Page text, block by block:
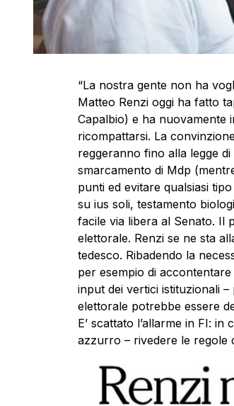
“La nostra gente non ha
Matteo Renzi oggi ha fatto
Capalbio) e ha nuovamente
ricompattarsi. La
reggeranno fino alla legge di
smarcamento di Mdp
punti ed evitare qualsiasi
su ius soli, testamento
facile via libera al Senato. Il
elettorale. Renzi se ne sta
tedesco. Ribadendo la
per esempio di accontentare
input dei vertici istituzionali –
elettorale potrebbe essere
E’ scattato l’allarme in FI:
azzurro – rivedere le regole